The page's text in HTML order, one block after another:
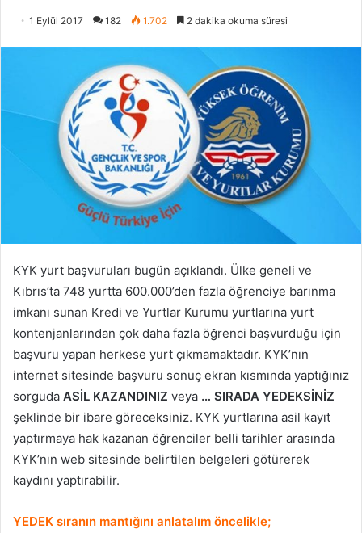
1 Eylül 2017 182 1.702 2 dakika okuma süresi
KYK yurt başvuruları bugün açıklandı. Ülke geneli ve
Kıbrıs’ta 748 yurtta 600.000’den fazla öğrenciye barınma
imkanı sunan Kredi ve Yurtlar Kurumu yurtlarına yurt
kontenjanlarından çok daha fazla öğrenci başvurduğu için
başvuru yapan herkese yurt çıkmamaktadır. KYK’nın
internet sitesinde başvuru sonuç ekran kısmında yaptığınız
sorguda ASİL KAZANDINIZ veya … SIRADA YEDEKSİNİZ
şeklinde bir ibare göreceksiniz. KYK yurtlarına asil kayıt
yaptırmaya hak kazanan öğrenciler belli tarihler arasında
KYK’nın web sitesinde belirtilen belgeleri götürerek
kaydını yaptırabilir.
YEDEK sıranın mantığını anlatalım öncelikle;